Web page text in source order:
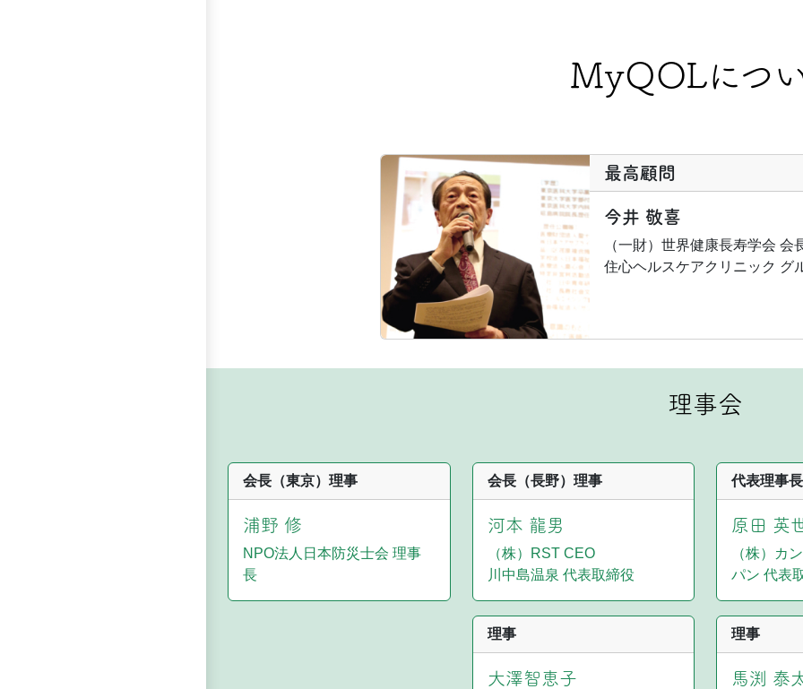
MyQOLにつ
最高顧問
今井 敬喜
（一財）世界健康長寿学会 会
住心ヘルスケアクリニック グ
理事会
会長（東京）理事
浦野 修
NPO法人日本防災士会 理事
長
会長（長野）理事
河本 龍男
（株）RST CEO
川中島温泉 代表取締役
代表理事長
原田 英
（株）カ
パン 代表
理事
大澤智恵子
理事
馬渕 泰